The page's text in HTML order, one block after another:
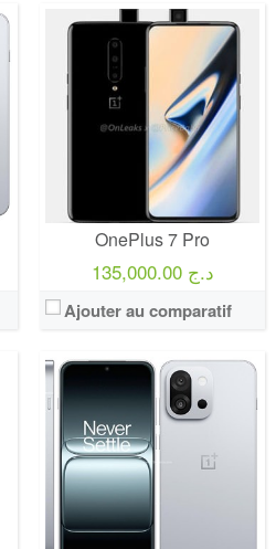
OnePlus 7 Pro
135,000.00 د.ج
Ajouter au comparatif